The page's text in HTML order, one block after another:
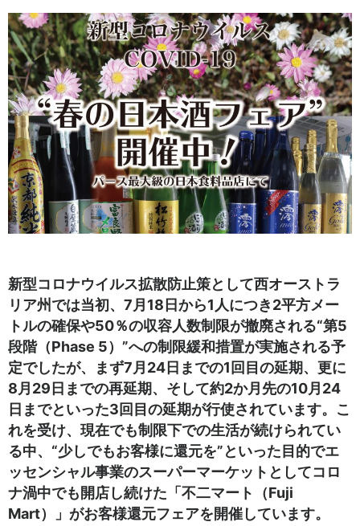
新型コロナウイルス拡散防止策として西オーストラ
リア州では当初、7月18日から1人につき2平方メー
トルの確保や50％の収容人数制限が撤廃される“第5
段階（Phase 5）”への制限緩和措置が実施される予
定でしたが、まず7月24日までの1回目の延期、更に
8月29日までの再延期、そして約2か月先の10月24
日までといった3回目の延期が行使されています。こ
れを受け、現在でも制限下での生活が続けられてい
る中、“少しでもお客様に還元を”といった目的でエ
ッセンシャル事業のスーパーマーケットとしてコロ
ナ渦中でも開店し続けた「不二マート（Fuji
Mart）」がお客様還元フェアを開催しています。